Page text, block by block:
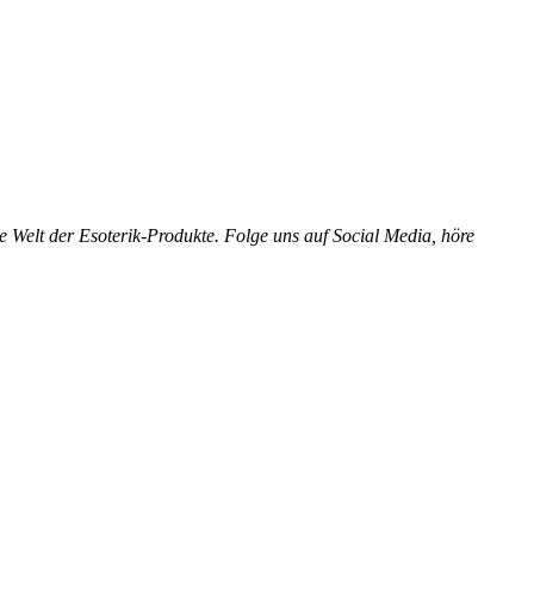
der Esoterik-Produkte. Folge uns auf Social Media, höre